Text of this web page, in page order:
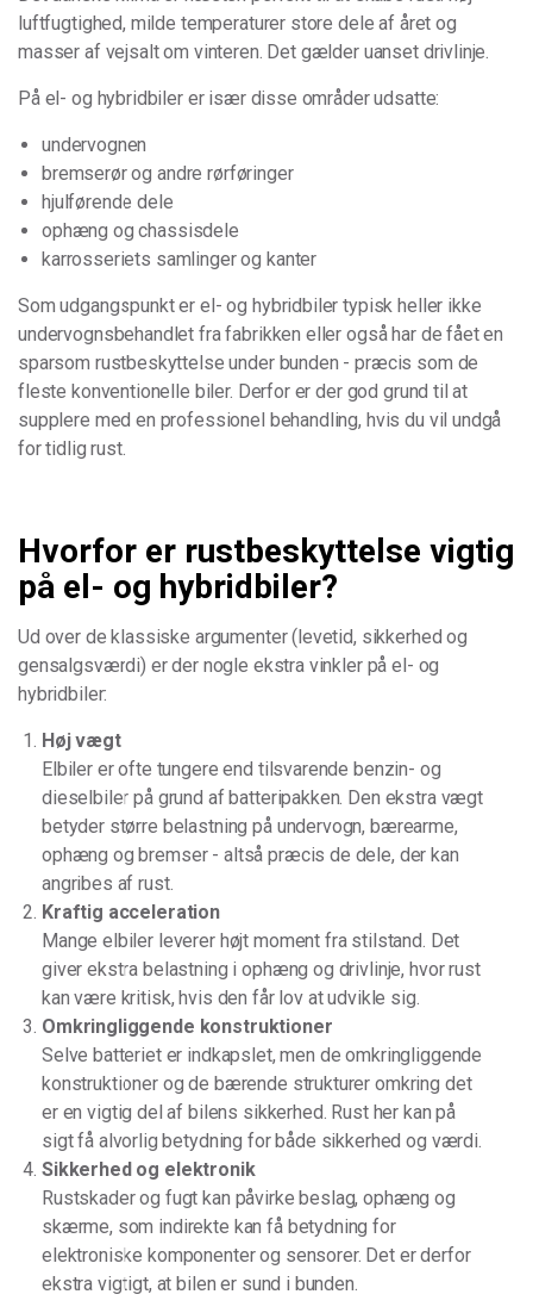
luftfugtighed, milde temperaturer store dele af året og
masser af vejsalt om vinteren. Det gælder uanset drivlinje.
På el- og hybridbiler er især disse områder udsatte:
undervognen
bremserør og andre rørføringer
hjulførende dele
ophæng og chassisdele
karrosseriets samlinger og kanter
Som udgangspunkt er el- og hybridbiler typisk heller ikke
undervognsbehandlet fra fabrikken eller også har de fået en
sparsom rustbeskyttelse under bunden - præcis som de
fleste konventionelle biler. Derfor er der god grund til at
supplere med en professionel behandling, hvis du vil undgå
for tidlig rust.
Hvorfor er rustbeskyttelse vigtig
på el- og hybridbiler?
Ud over de klassiske argumenter (levetid, sikkerhed og
gensalgsværdi) er der nogle ekstra vinkler på el- og
hybridbiler:
Høj vægt
Elbiler er ofte tungere end tilsvarende benzin- og
dieselbiler på grund af batteripakken. Den ekstra vægt
betyder større belastning på undervogn, bærearme,
ophæng og bremser - altså præcis de dele, der kan
angribes af rust.
Kraftig acceleration
Mange elbiler leverer højt moment fra stilstand. Det
giver ekstra belastning i ophæng og drivlinje, hvor rust
kan være kritisk, hvis den får lov at udvikle sig.
Omkringliggende konstruktioner
Selve batteriet er indkapslet, men de omkringliggende
konstruktioner og de bærende strukturer omkring det
er en vigtig del af bilens sikkerhed. Rust her kan på
sigt få alvorlig betydning for både sikkerhed og værdi.
Sikkerhed og elektronik
Rustskader og fugt kan påvirke beslag, ophæng og
skærme, som indirekte kan få betydning for
elektroniske komponenter og sensorer. Det er derfor
ekstra vigtigt, at bilen er sund i bunden.